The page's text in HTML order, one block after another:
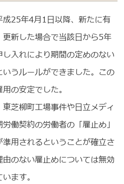
25年4月1日以降、新たに有
新した場合で当該日から5年
入れにより期間の定めのない
うルールができました。この
の安定でした。
芝柳町工場事件や日立メディ
働契約の労働者の「雇止め」
用されるということが確立さ
のない雇止めについては無効
ます。